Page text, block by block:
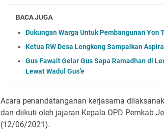
BACA JUGA
Dukungan Warga Untuk Pembangunan Yon
Ketua RW Desa Lengkong Sampaikan
Gus Fawait Gelar Gus Sapa Ramadhan di
Lewat Wadul Gus’e
Acara penandatanganan kerjasama
dan diikuti oleh jajaran Kepala OPD Pemkab
(12/06/2021).